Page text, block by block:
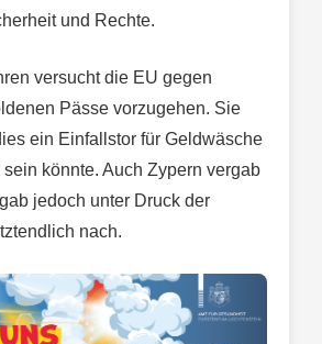
und Rechte.
versucht die EU gegen
Pässe vorzugehen. Sie
ein Einfallstor für Geldwäsche
könnte. Auch Zypern vergab
jedoch unter Druck der
nach.